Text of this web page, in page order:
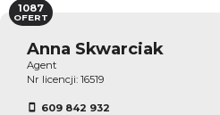
Anna Skwarciak
Agent
Nr licencji: 16519
609 842 932
1087
OFERT